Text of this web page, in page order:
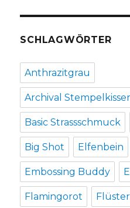
SCHLAGWÖRTER
Anthrazitgrau
Archival
Basic Strassschmuck
Big Shot Elfenbein
Embossing Buddy
Flamingorot